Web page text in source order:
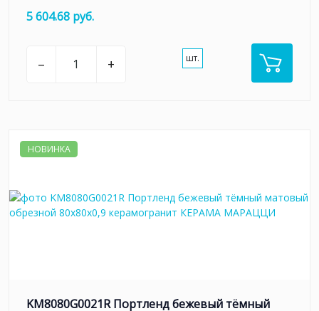
5 604.68 руб.
– + шт.
НОВИНКА
KM8080G0021R Портленд бежевый тёмный